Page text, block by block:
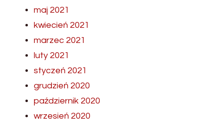
maj 2021
kwiecień 2021
marzec 2021
luty 2021
styczeń 2021
grudzień 2020
październik 2020
wrzesień 2020